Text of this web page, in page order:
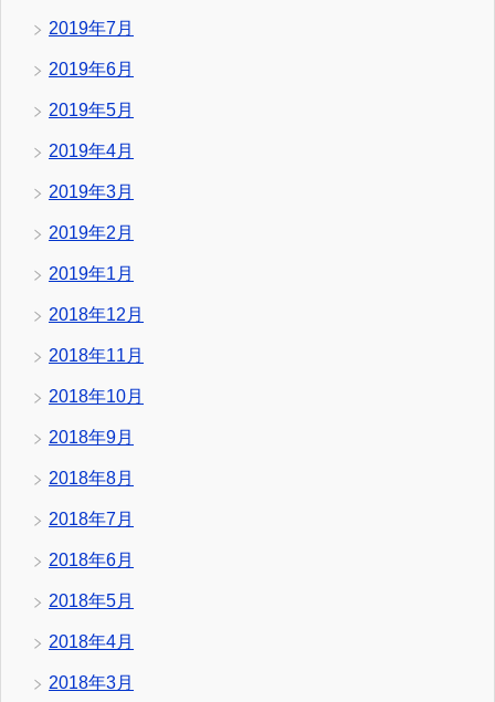
2019年7月
2019年6月
2019年5月
2019年4月
2019年3月
2019年2月
2019年1月
2018年12月
2018年11月
2018年10月
2018年9月
2018年8月
2018年7月
2018年6月
2018年5月
2018年4月
2018年3月